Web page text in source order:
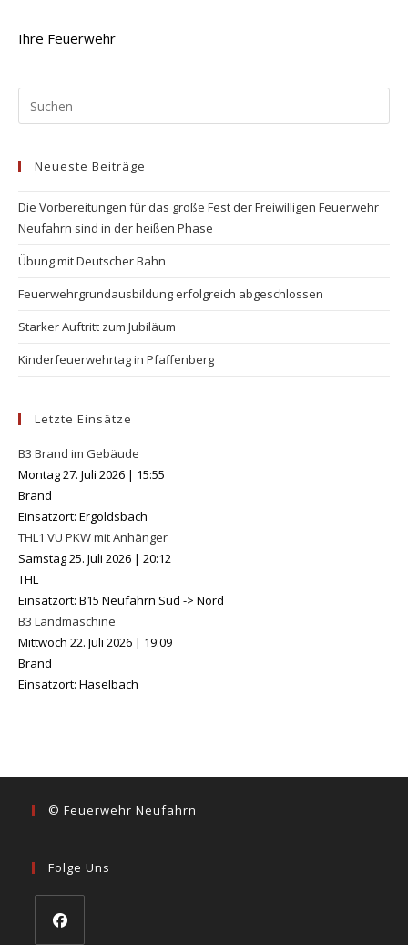
Ihre Feuerwehr
Neueste Beiträge
Die Vorbereitungen für das große Fest der Freiwilligen Feuerwehr
Neufahrn sind in der heißen Phase
Übung mit Deutscher Bahn
Feuerwehrgrundausbildung erfolgreich abgeschlossen
Starker Auftritt zum Jubiläum
Kinderfeuerwehrtag in Pfaffenberg
Letzte Einsätze
B3 Brand im Gebäude
Montag 27. Juli 2026 | 15:55
Brand
Einsatzort: Ergoldsbach
THL1 VU PKW mit Anhänger
Samstag 25. Juli 2026 | 20:12
THL
Einsatzort: B15 Neufahrn Süd -> Nord
B3 Landmaschine
Mittwoch 22. Juli 2026 | 19:09
Brand
Einsatzort: Haselbach
© Feuerwehr Neufahrn
Folge Uns